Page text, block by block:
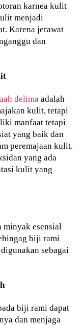
karnea kulit
menjadi
Karena jerawat
dan
delima adalah
kulit, tetapi
manfaat tetapi
yang baik dan
peremajaan kulit.
yang ada
kulit yang
minyak esensial
biji rami
sebagai
biji rami dapat
dan menjaga